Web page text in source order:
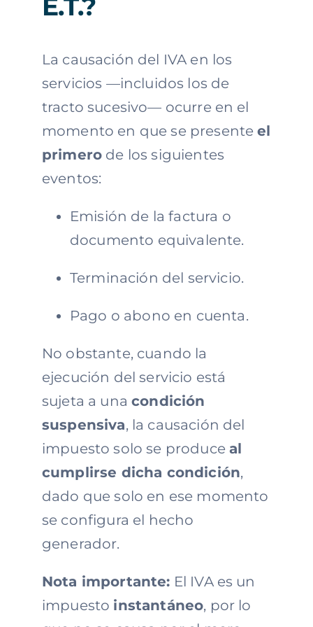
E.T.?
La causación del IVA en los
servicios —incluidos los de
tracto sucesivo— ocurre en el
momento en que se presenteel
primero de los siguientes
eventos:
Emisión de la factura o
documento equivalente.
Terminación del servicio.
Pago o abono en cuenta.
No obstante, cuando la
ejecución del servicio está
sujeta a unacondición
suspensiva, la causación del
impuesto solo se produce al
cumplirse dicha condición,
dado que solo en ese momento
se configura el hecho
generador.
Nota importante: El IVA es un
impuesto instantáneo, por lo